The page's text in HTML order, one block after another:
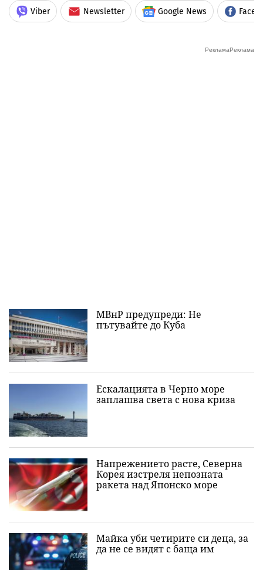
Viber Newsletter Google News
МВнР предупреди: Не
пътувайте до Куба
Ескалацията в Черно море
заплашва света с нова криза
Напрежението расте, Северна
Корея изстреля непозната
ракета над Японско море
Майка уби четирите си деца, за
да не се видят с баща им